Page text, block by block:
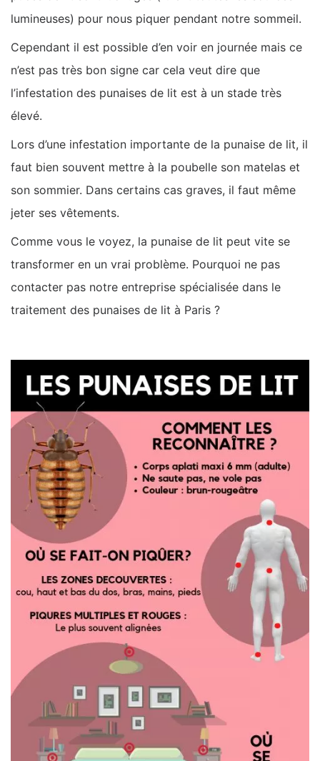
lumineuses) pour nous piquer pendant notre sommeil.
Cependant il est possible d’en voir en journée mais ce
n’est pas très bon signe car cela veut dire que
l’infestation des punaises de lit est à un stade très
élevé.
Lors d’une infestation importante de la punaise de lit, il
faut bien souvent mettre à la poubelle son matelas et
son sommier. Dans certains cas graves, il faut même
jeter ses vêtements.
Comme vous le voyez, la punaise de lit peut vite se
transformer en un vrai problème. Pourquoi ne pas
contacter pas notre entreprise spécialisée dans le
traitement des punaises de lit à Paris ?